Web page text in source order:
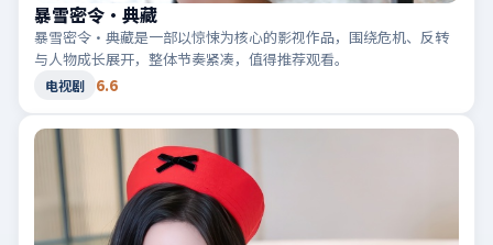
暴雪密令·典藏
暴雪密令·典藏是一部以惊悚为核心的影视作品，围绕危机、反转
与人物成长展开，整体节奏紧凑，值得推荐观看。
电视剧 6.6